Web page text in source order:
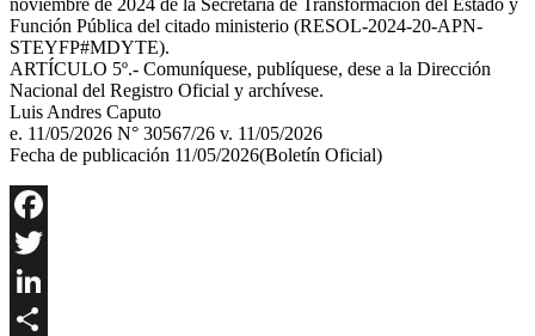
Función Pública del citado ministerio (RESOL-2024-20-APN-
STEYFP#MDYTE).
ARTÍCULO 5º.- Comuníquese, publíquese, dese a la Dirección
Nacional del Registro Oficial y archívese.
Luis Andres Caputo
e. 11/05/2026 N° 30567/26 v. 11/05/2026
Fecha de publicación 11/05/2026(Boletín Oficial)
Facebook
Twitter
LinkedIn